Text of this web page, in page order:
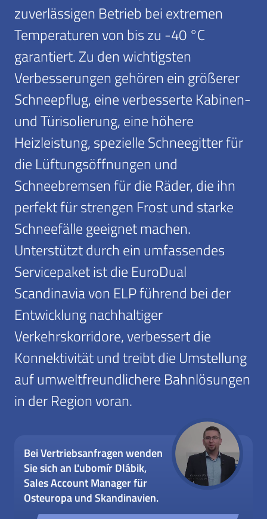
zuverlässigen Betrieb bei extremen
Temperaturen von bis zu -40 °C
garantiert. Zu den wichtigsten
Verbesserungen gehören ein größerer
Schneepflug, eine verbesserte Kabinen-
und Türisolierung, eine höhere
Heizleistung, spezielle Schneegitter für
die Lüftungsöffnungen und
Schneebremsen für die Räder, die ihn
perfekt für strengen Frost und starke
Schneefälle geeignet machen.
Unterstützt durch ein umfassendes
Servicepaket ist die EuroDual
Scandinavia von ELP führend bei der
Entwicklung nachhaltiger
Verkehrskorridore, verbessert die
Konnektivität und treibt die Umstellung
auf umweltfreundlichere Bahnlösungen
in der Region voran.
Bei Vertriebsanfragen wenden
Sie sich an Ľubomír Dlábik,
Sales Account Manager für
Osteuropa und Skandinavien.